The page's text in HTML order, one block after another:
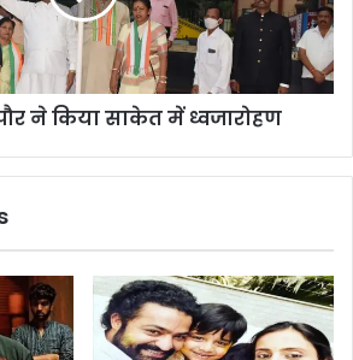
ने किया साकेत में ध्वजारोहण